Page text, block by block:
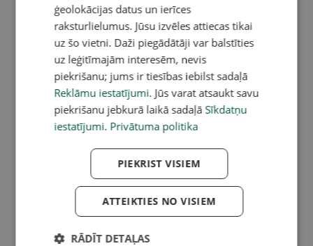
ģeolokācijas datus un ierīces
raksturlielumus. Jūsu izvēles attiecas tikai
uz šo vietni. Daži piegādātāji var balstīties
uz leģitīmajām interesēm, nevis
piekrišanu; jums ir tiesības iebilst sadaļā
Reklāmu iestatījumi. Jūs varat atsaukt savu
piekrišanu jebkurā laikā sadaļā Sīkdatņu
iestatījumi. Privātuma politika
PIEKRIST VISIEM
ATTEIKTIES NO VISIEM
RĀDĪT DETAĻAS